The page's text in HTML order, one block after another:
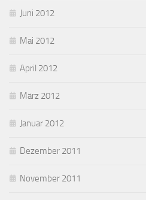
Juni 2012
Mai 2012
April 2012
März 2012
Januar 2012
Dezember 2011
November 2011